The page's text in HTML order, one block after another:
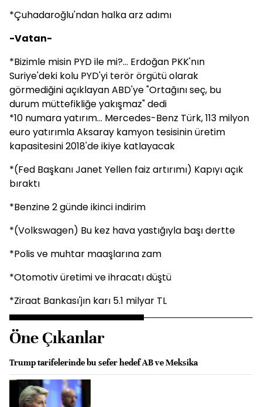
*Çuhadaroğlu'ndan halka arz adımı
-Vatan-
*Bizimle misin PYD ile mi?... Erdoğan PKK'nın
Suriye'deki kolu PYD'yi terör örgütü olarak
görmediğini açıklayan ABD'ye "Ortağını seç, bu
durum müttefikliğe yakışmaz" dedi
*10 numara yatırım... Mercedes-Benz Türk, 113 milyon
euro yatırımla Aksaray kamyon tesisinin üretim
kapasitesini 2018'de ikiye katlayacak
*(Fed Başkanı Janet Yellen faiz artırımı) Kapıyı açık
bıraktı
*Benzine 2 günde ikinci indirim
*(Volkswagen) Bu kez hava yastığıyla başı dertte
*Polis ve muhtar maaşlarına zam
*Otomotiv üretimi ve ihracatı düştü
*Ziraat Bankası'jın karı 5.1 milyar TL
Öne Çıkanlar
Trump tarifelerinde bu sefer hedef AB ve Meksika